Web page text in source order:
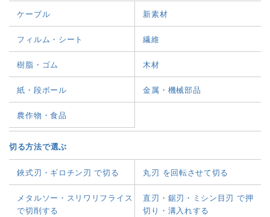
ケーブル 新素材
フィルム・シート 繊維
樹脂・ゴム 木材
紙・段ボール 金属・機械部品
農作物・食品
切る方法で選ぶ
鋏式刃・ギロチン刃 で切る 丸刃 を回転させて切る
メタルソー・スリワリフライス
で切削する
直刃・鋸刃・ミシン目刃 で押
切り・溝入れする